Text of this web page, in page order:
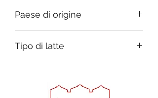
Paese di origine
Tipo di latte